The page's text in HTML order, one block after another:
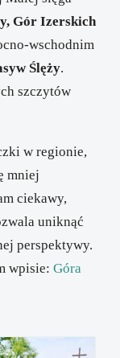
Gór Izerskich
wschodnim
Ślęży.
szczytów
w regionie,
mniej
ciekawy,
uniknąć
perspektywy.
wpisie: Góra